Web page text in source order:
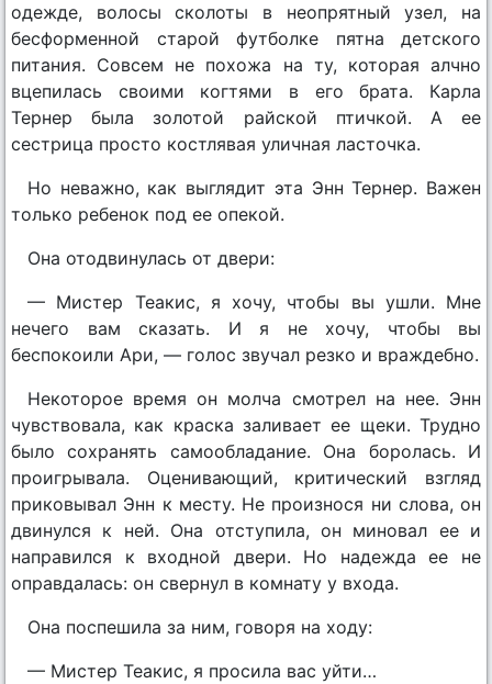
одежде, волосы сколоты в неопрятный узел, на
бесформенной старой футболке пятна детского
питания. Совсем не похожа на ту, которая алчно
вцепилась своими когтями в его брата. Карла
Тернер была золотой райской птичкой. А ее
сестрица просто костлявая уличная ласточка.
Но неважно, как выглядит эта Энн Тернер. Важен
только ребенок под ее опекой.
Она отодвинулась от двери:
— Мистер Теакис, я хочу, чтобы вы ушли. Мне
нечего вам сказать. И я не хочу, чтобы вы
беспокоили Ари, — голос звучал резко и враждебно.
Некоторое время он молча смотрел на нее. Энн
чувствовала, как краска заливает ее щеки. Трудно
было сохранять самообладание. Она боролась. И
проигрывала. Оценивающий, критический взгляд
приковывал Энн к месту. Не произнося ни слова, он
двинулся к ней. Она отступила, он миновал ее и
направился к входной двери. Но надежда ее не
оправдалась: он свернул в комнату у входа.
Она поспешила за ним, говоря на ходу:
— Мистер Теакис, я просила вас уйти…